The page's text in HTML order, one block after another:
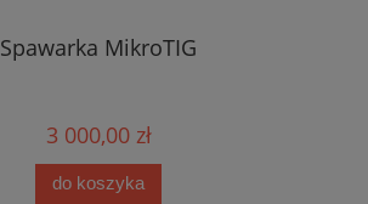
Spawarka MikroTIG
3 000,00 zł
do koszyka